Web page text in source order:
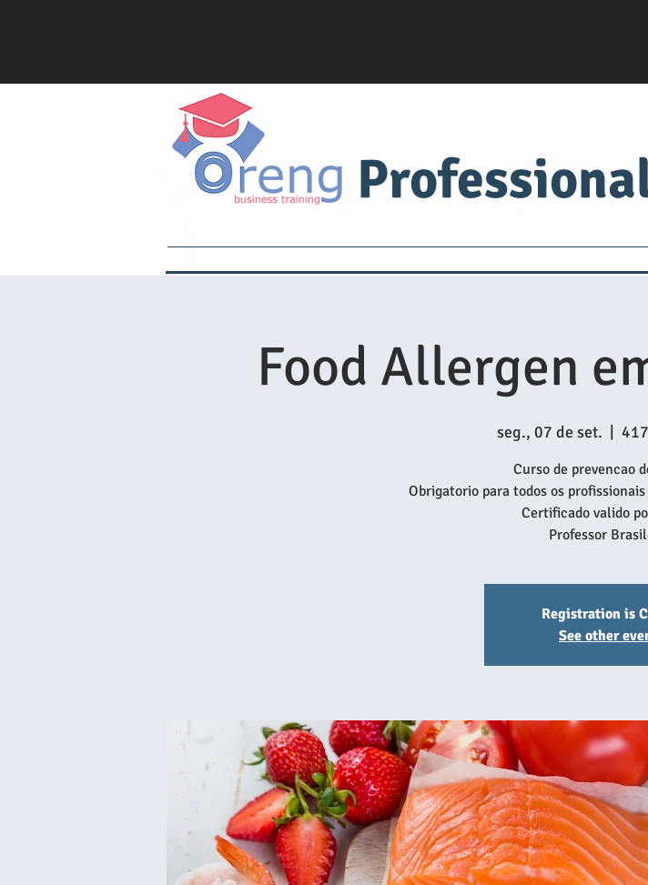
Food Allergen
seg., 07 de set.
Curso de prevencao
Obrigatorio para todos os
Certificado valido
Professor
Registration is
See other